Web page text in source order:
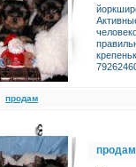
продам
продам